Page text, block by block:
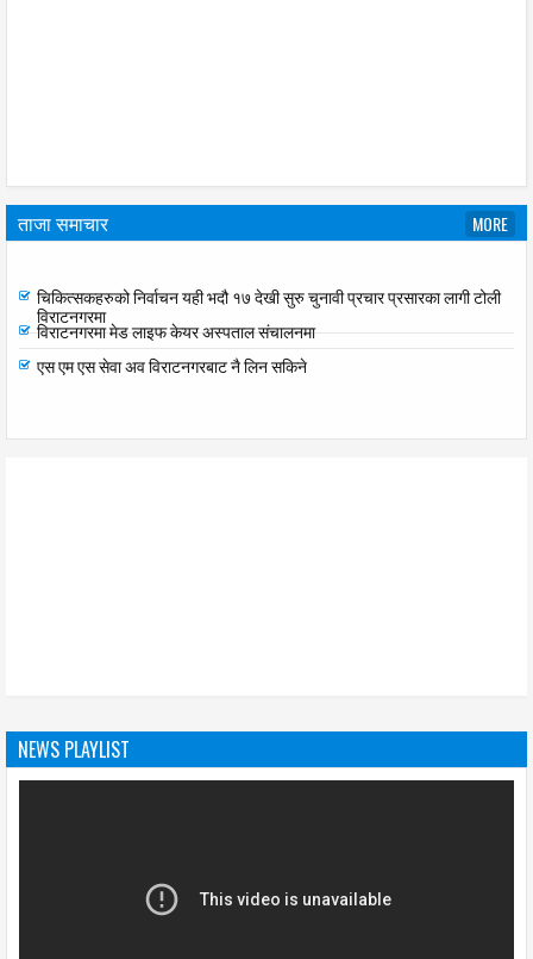
ताजा समाचार
MORE
चिकित्सकहरुको निर्वाचन यही भदौ १७ देखी सुरु चुनावी प्रचार प्रसारका लागी टोली
विराटनगरमा
विराटनगरमा मेड लाइफ केयर अस्पताल संचालनमा
एस एम एस सेवा अव विराटनगरबाट नै लिन सकिने
NEWS PLAYLIST